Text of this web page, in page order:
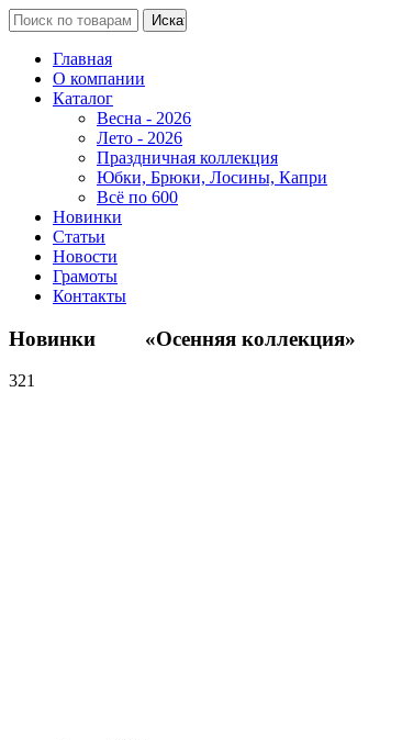
Главная
О компании
Каталог
Весна - 2026
Лето - 2026
Праздничная коллекция
Юбки, Брюки, Лосины, Капри
Всё по 600
Новинки
Статьи
Новости
Грамоты
Контакты
Новинки «Осенняя коллекция»
321